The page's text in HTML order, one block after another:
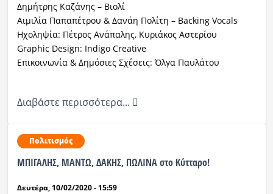
Δημήτρης Καζάνης – Βιολί
Αιμιλία Παπαπέτρου & Δανάη Πολίτη – Backing Vocals
Ηχοληψία: Πέτρος Ανάπαλης, Κυριάκος Αστερίου
Graphic Design: Indigo Creative
Επικοινωνία & Δημόσιες Σχέσεις: Όλγα Παυλάτου
Διαβάστε περισσότερα...
Πολιτισμός
ΜΠΙΓΑΛΗΣ, ΜΑΝΤΩ, ΔΑΚΗΣ, ΠΩΛΙΝΑ στο Κύτταρο!
Δευτέρα, 10/02/2020 - 15:59